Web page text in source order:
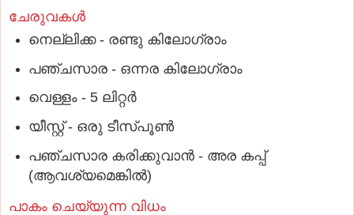
ചേരുവകള്‍
നെല്ലിക്ക - രണ്ടു കിലോഗ്രാം
പഞ്ചസാര - ഒന്നര കിലോഗ്രാം
വെള്ളം - 5 ലിറ്റര്‍
യീസ്റ്റ് - ഒരു ടീസ്പൂണ്‍
പഞ്ചസാര കരിക്കുവാന്‍ - അര കപ്പ്
(ആവശ്യമെങ്കില്‍)
പാകം ചെയ്യുന്ന വിധം